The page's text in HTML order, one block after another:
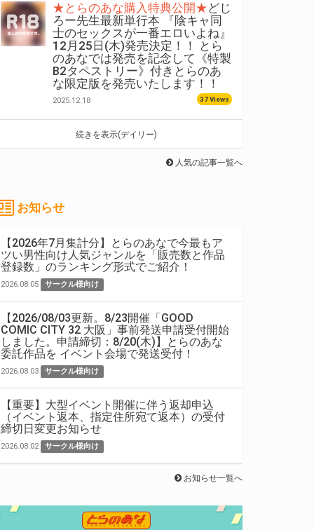
★とらのあな購入特典公開★どじ
ろー先生最新単行本 『陰キャ同
士のセックスが一番エロいよね』
12月25日(木)発売決定！！ とら
のあなでは発売を記念して《特製
B2タペストリー》付きとらのあ
な限定版を発売いたします！！
2025.12.18 37 Views
続きを表示(デイリー)
人気の記事一覧へ
お知らせ
【2026年7月集計分】とらのあなで今最もア
ツい男性向け人気ジャンルを「販売数と作品
登録数」のランキング形式でご紹介！
2026.08.05 サークル様向け
【2026/08/03更新。8/23開催「GOOD
COMIC CITY 32 大阪」事前発送申請受付開始
しました。申請締切：8/20(木)】とらのあな
委託作品を イベント会場で発送受付！
2026.08.03 サークル様向け
【重要】大型イベント開催に伴う返却申込
（イベント返本、指定住所宛て返本）の受付
締切日変更お知らせ
2026.08.02 サークル様向け
お知らせ一覧へ